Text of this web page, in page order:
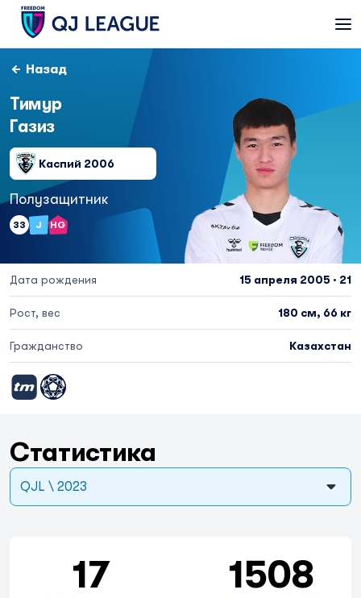
Назад
Тимур
Газиз
Каспий 2006
Полузащитник
33 J HG
Дата рождения 15 апреля 2005 · 21
Рост, вес 180 см, 66 кг
Гражданство Казахстан
Статистика
QJL \ 2023
17 1508